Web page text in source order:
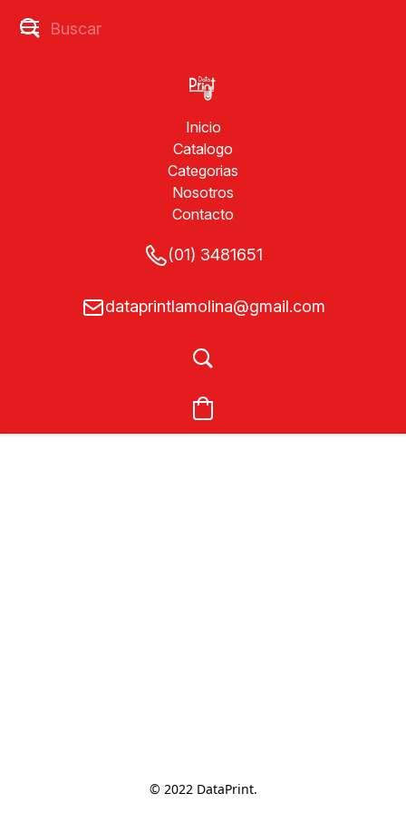
Inicio
Catalogo
Categorias
Nosotros
Contacto
(01) 3481651
dataprintlamolina@gmail.com
© 2022 DataPrint.